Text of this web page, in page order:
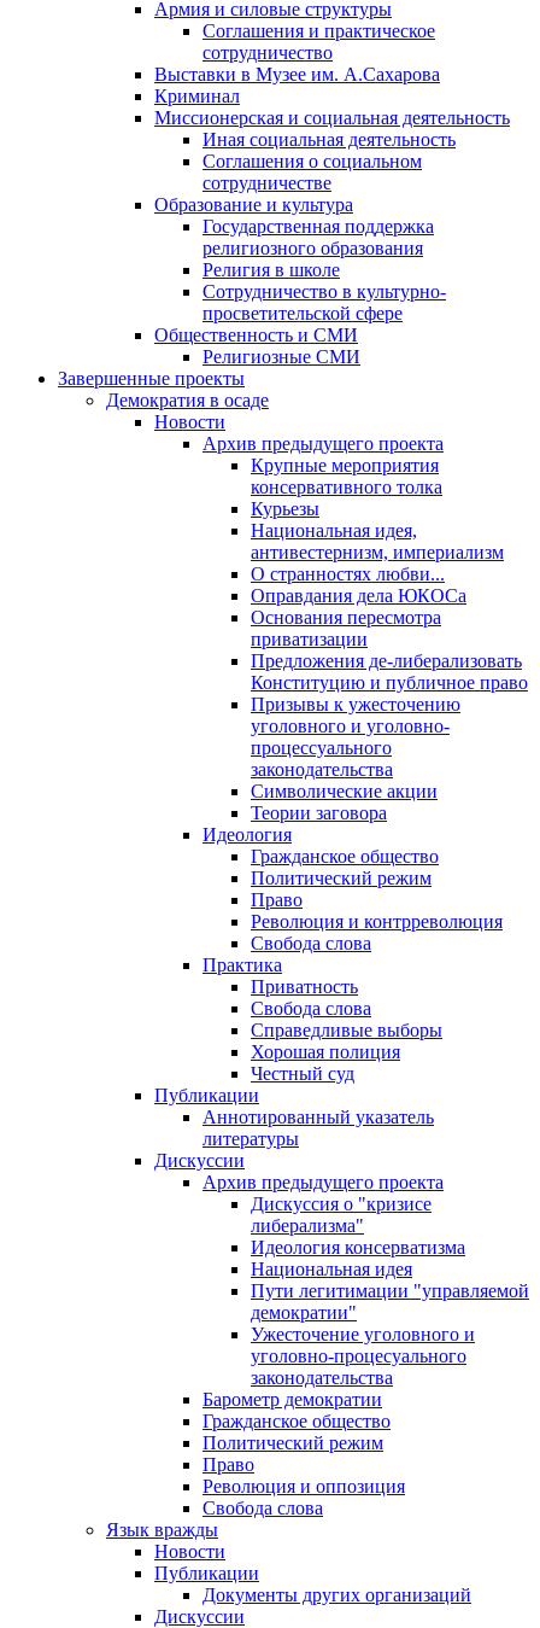
Армия и силовые структуры
Соглашения и практическое
сотрудничество
Выставки в Музее им. А.Сахарова
Криминал
Миссионерская и социальная деятельность
Иная социальная деятельность
Соглашения о социальном
сотрудничестве
Образование и культура
Государственная поддержка
религиозного образования
Религия в школе
Сотрудничество в культурно-
просветительской сфере
Общественность и СМИ
Религиозные СМИ
Завершенные проекты
Демократия в осаде
Новости
Архив предыдущего проекта
Крупные мероприятия
консервативного толка
Курьезы
Национальная идея,
антивестернизм, империализм
О странностях любви...
Оправдания дела ЮКОСа
Основания пересмотра
приватизации
Предложения де-либерализовать
Конституцию и публичное право
Призывы к ужесточению
уголовного и уголовно-
процессуального
законодательства
Символические акции
Теории заговора
Идеология
Гражданское общество
Политический режим
Право
Революция и контрреволюция
Свобода слова
Практика
Приватность
Свобода слова
Справедливые выборы
Хорошая полиция
Честный суд
Публикации
Аннотированный указатель
литературы
Дискуссии
Архив предыдущего проекта
Дискуссия о "кризисе
либерализма"
Идеология консерватизма
Национальная идея
Пути легитимации "управляемой
демократии"
Ужесточение уголовного и
уголовно-процесуального
законодательства
Барометр демократии
Гражданское общество
Политический режим
Право
Революция и оппозиция
Свобода слова
Язык вражды
Новости
Публикации
Документы других организаций
Дискуссии